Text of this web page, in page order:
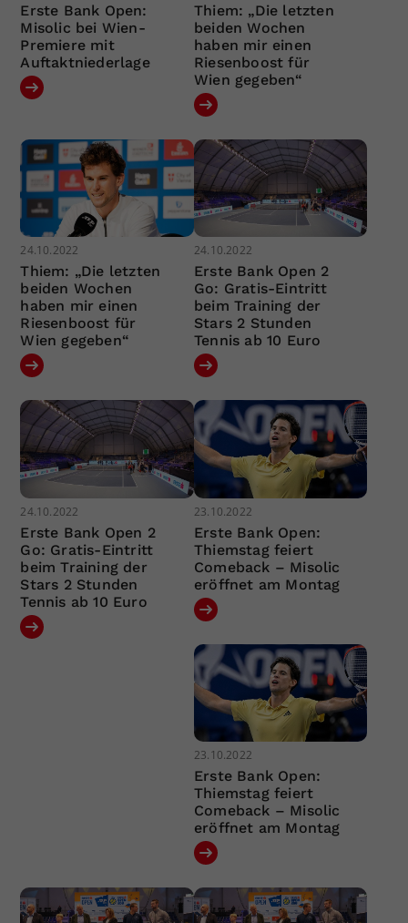
Erste Bank Open:
Misolic bei Wien-
Premiere mit
Auftaktniederlage
Thiem: „Die letzten
beiden Wochen
haben mir einen
Riesenboost für
Wien gegeben“
24.10.2022
Thiem: „Die letzten
beiden Wochen
haben mir einen
Riesenboost für
Wien gegeben“
24.10.2022
Erste Bank Open 2
Go: Gratis-Eintritt
beim Training der
Stars 2 Stunden
Tennis ab 10 Euro
24.10.2022
Erste Bank Open 2
Go: Gratis-Eintritt
beim Training der
Stars 2 Stunden
Tennis ab 10 Euro
23.10.2022
Erste Bank Open:
Thiemstag feiert
Comeback – Misolic
eröffnet am Montag
23.10.2022
Erste Bank Open:
Thiemstag feiert
Comeback – Misolic
eröffnet am Montag